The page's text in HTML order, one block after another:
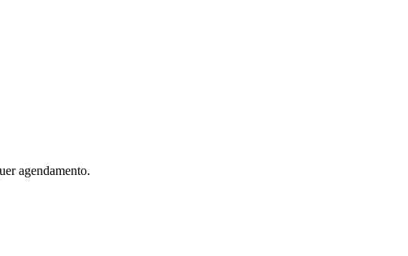
agendamento.